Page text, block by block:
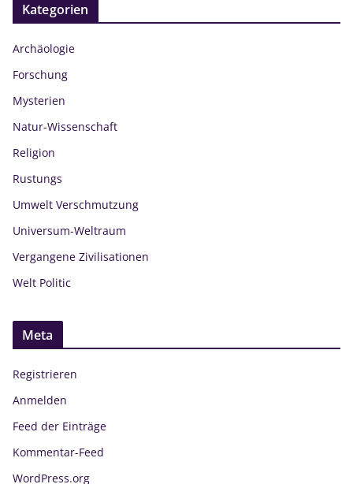
Kategorien
Archäologie
Forschung
Mysterien
Natur-Wissenschaft
Religion
Rustungs
Umwelt Verschmutzung
Universum-Weltraum
Vergangene Zivilisationen
Welt Politic
Meta
Registrieren
Anmelden
Feed der Einträge
Kommentar-Feed
WordPress.org